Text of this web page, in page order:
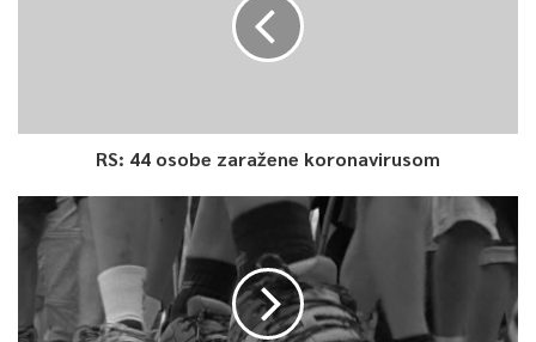
RS: 44 osobe zaražene koronavirusom